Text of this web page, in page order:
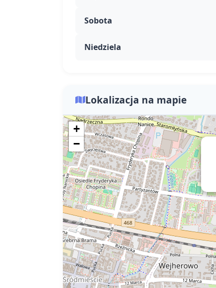
Sobota
Niedziela
Lokalizacja na mapie
+
−